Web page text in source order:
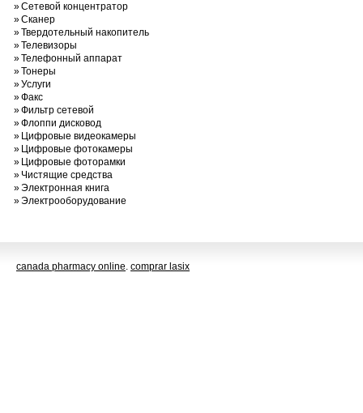
»Сетевой концентратор
»Сканер
»Твердотельный накопитель
»Телевизоры
»Телефонный аппарат
»Тонеры
»Услуги
»Факс
»Фильтр сетевой
»Флоппи дисковод
» Цифровые видеокамеры
» Цифровые фотокамеры
» Цифровые фоторамки
» Чистящие средства
»Электронная книга
»Электрооборудование
canada pharmacy online. comprar lasix